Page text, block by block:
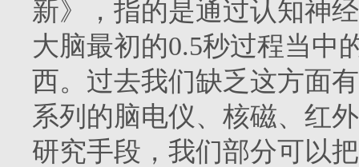
新》，指的是通过认知神
大脑最初的0.5秒过程当中
西。过去我们缺乏这方面
系列的脑电仪、核磁、红
研究手段，我们部分可以